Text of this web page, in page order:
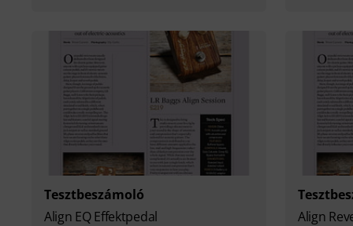
Tesztbeszámoló
Align EQ Effektpedal
Align